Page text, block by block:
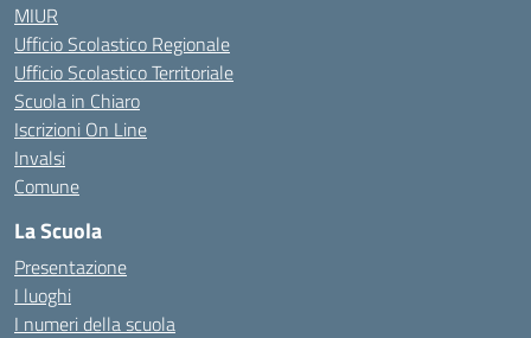
MIUR
Ufficio Scolastico Regionale
Ufficio Scolastico Territoriale
Scuola in Chiaro
Iscrizioni On Line
Invalsi
Comune
La Scuola
Presentazione
I luoghi
I numeri della scuola